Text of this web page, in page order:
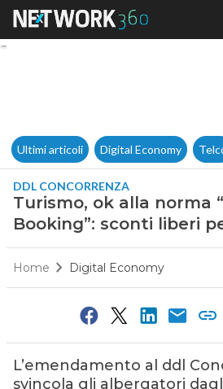
Turismo,
Ultimi articoli Digital Economy
DDL CONCORRENZA
Turismo, ok alla norma
Booking”: sconti liberi
Home Digital Economy
L’emendamento al ddl
svincola gli albergatori